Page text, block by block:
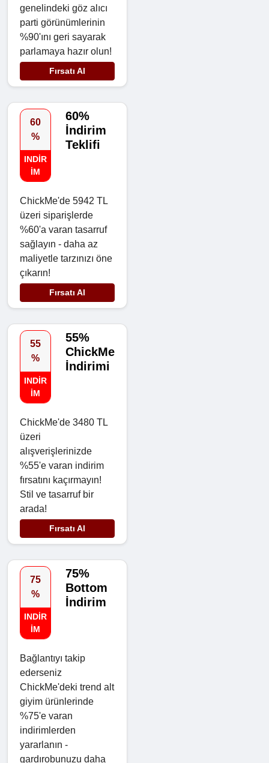
genelindeki göz alıcı
parti görünümlerinin
%90'ını geri sayarak
parlamaya hazır olun!
Fırsatı Al
60
%
INDIR
IM
60%
İndirim
Teklifi
ChickMe'de 5942 TL
üzeri siparişlerde
%60'a varan tasarruf
sağlayın - daha az
maliyetle tarzınızı öne
çıkarın!
Fırsatı Al
55
%
INDIR
IM
55%
ChickMe
İndirimi
ChickMe'de 3480 TL
üzeri
alışverişlerinizde
%55'e varan indirim
fırsatını kaçırmayın!
Stil ve tasarruf bir
arada!
Fırsatı Al
75
%
INDIR
IM
75%
Bottom
İndirim
Bağlantıyı takip
ederseniz
ChickMe'deki trend alt
giyim ürünlerinde
%75'e varan
indirimlerden
yararlanın -
gardırobunuzu daha